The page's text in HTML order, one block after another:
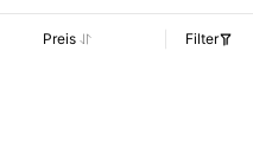
Preis Filter